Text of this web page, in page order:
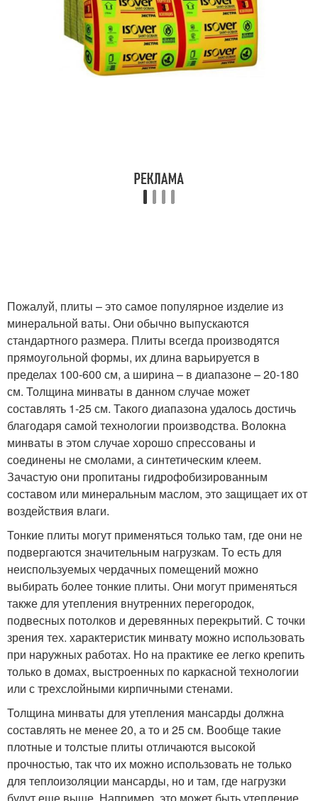
Пожалуй, плиты – это самое популярное изделие из
минеральной ваты. Они обычно выпускаются
стандартного размера. Плиты всегда производятся
прямоугольной формы, их длина варьируется в
пределах 100-600 см, а ширина – в диапазоне – 20-180
см. Толщина минваты в данном случае может
составлять 1-25 см. Такого диапазона удалось достичь
благодаря самой технологии производства. Волокна
минваты в этом случае хорошо спрессованы и
соединены не смолами, а синтетическим клеем.
Зачастую они пропитаны гидрофобизированным
составом или минеральным маслом, это защищает их от
воздействия влаги.
Тонкие плиты могут применяться только там, где они не
подвергаются значительным нагрузкам. То есть для
неиспользуемых чердачных помещений можно
выбирать более тонкие плиты. Они могут применяться
также для утепления внутренних перегородок,
подвесных потолков и деревянных перекрытий. С точки
зрения тех. характеристик минвату можно использовать
при наружных работах. Но на практике ее легко крепить
только в домах, выстроенных по каркасной технологии
или с трехслойными кирпичными стенами.
Толщина минваты для утепления мансарды должна
составлять не менее 20, а то и 25 см. Вообще такие
плотные и толстые плиты отличаются высокой
прочностью, так что их можно использовать не только
для теплоизоляции мансарды, но и там, где нагрузки